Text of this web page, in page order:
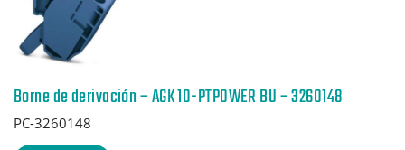
Borne de derivación – AGK 10-PTPOWER BU – 3260148
PC-3260148